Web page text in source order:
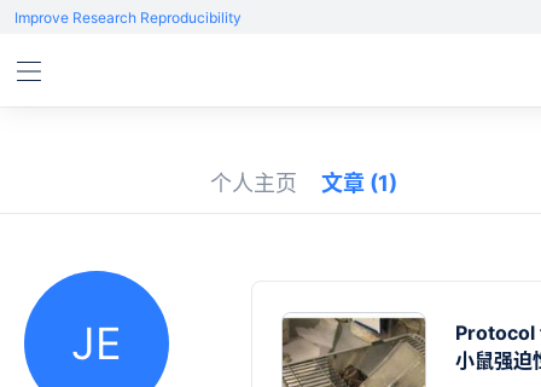
Improve Research Reproducibility
个人主页 文章 (1)
JE
Protocol
小鼠强迫